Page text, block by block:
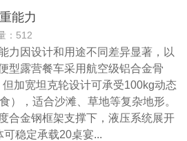
能力
：512
力因设计和用途不同差异显著，以
型露营餐车‌采用航空级铝合金骨
加宽坦克轮设计可承受100kg动态
），适合沙滩、草地等复杂地形‌。
合金钢框架支撑下，液压系统展开
稳定承载20桌宴...